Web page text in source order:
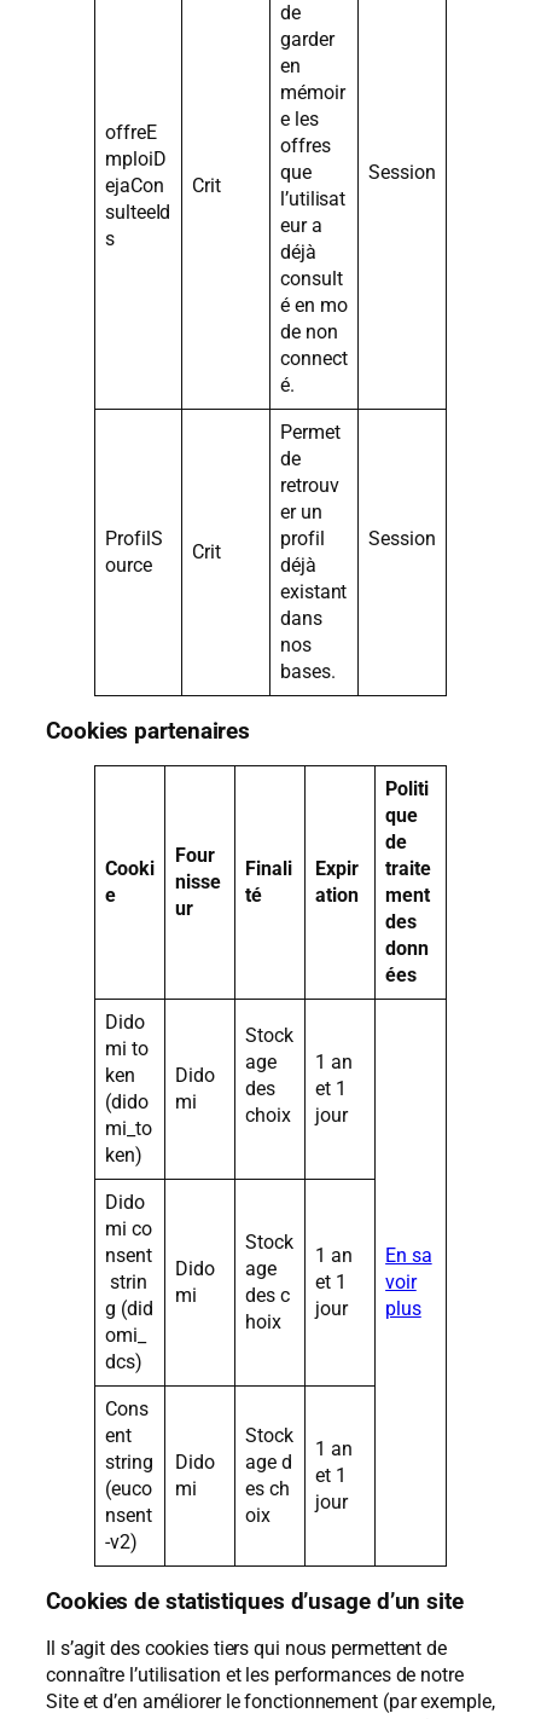
offreE
mploiD
ejaCon
sulteeId
s
Crit
de
garder
en
mémoir
e les
offres
que
l’utilisat
eur a
déjà
consult
é en mo
de non
connect
é.
Session
ProfilS
ource
Crit
Permet
de
retrouv
er un
profil
déjà
existant
dans
nos
bases.
Session
Cookies partenaires
Cooki
e
Four
nisse
ur
Finali
té
Expir
ation
Politi
que
de
traite
ment
des
donn
ées
Dido
mi to
ken
(dido
mi_to
ken)
Dido
mi
Stock
age
des
choix
1 an
et 1
jour
En sa
voir
plus
Dido
mi co
nsent
strin
g (did
omi_
dcs)
Dido
mi
Stock
age
des c
hoix
1 an
et 1
jour
Cons
ent
string
(euco
nsent
-v2)
Dido
mi
Stock
age d
es ch
oix
1 an
et 1
jour
Cookies de statistiques d’usage d’un site
Il s’agit des cookies tiers qui nous permettent de
connaître l’utilisation et les performances de notre
Site et d’en améliorer le fonctionnement (par exemple,